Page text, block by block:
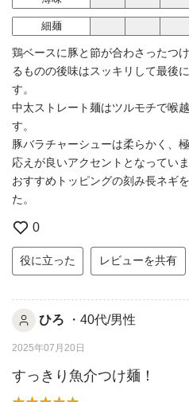
細麺
鶏ベースに豚と節が合わさったつ
るものの後味はスッキリして最後
す。
中太ストレート麺はツルモチで喉
す。
豚バラチャーシューは柔らかく、
応えが良いアクセントとなっていま
おすすめトッピングの刻み長ネギ
た。
0
役に立った レビューを共有
ひろ ・40代/男性
2025年07月20日
すっきり魚介つけ麺！